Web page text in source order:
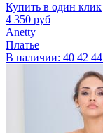
Купить в один клик
4 350 руб
Anetty
Платье
В наличии: 40 42 44